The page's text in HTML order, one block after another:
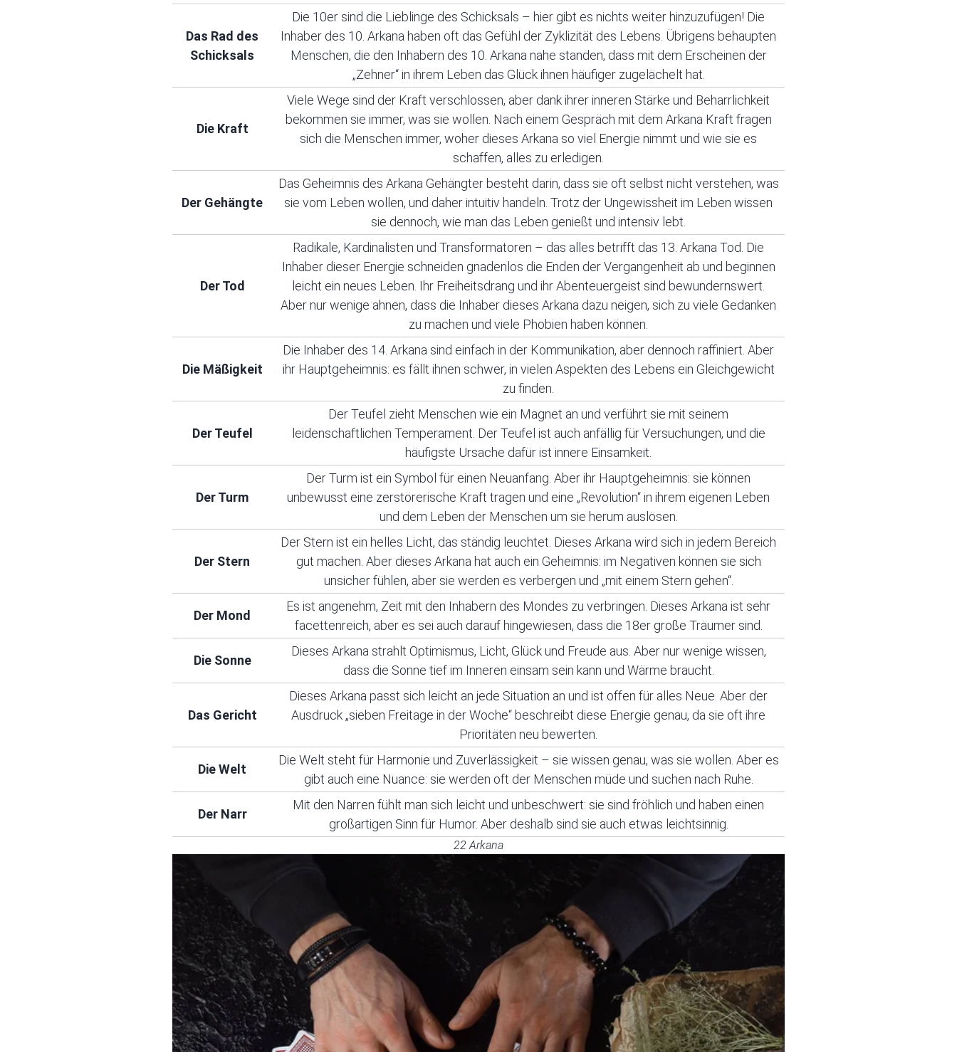
Das Rad des
Schicksals
Die 10er sind die Lieblinge des Schicksals – hier gibt es nichts weiter hinzuzufügen! Die
Inhaber des 10. Arkana haben oft das Gefühl der Zyklizität des Lebens. Übrigens behaupten
Menschen, die den Inhabern des 10. Arkana nahe standen, dass mit dem Erscheinen der
„Zehner“ in ihrem Leben das Glück ihnen häufiger zugelächelt hat.
Die Kraft
Viele Wege sind der Kraft verschlossen, aber dank ihrer inneren Stärke und Beharrlichkeit
bekommen sie immer, was sie wollen. Nach einem Gespräch mit dem Arkana Kraft fragen
sich die Menschen immer, woher dieses Arkana so viel Energie nimmt und wie sie es
schaffen, alles zu erledigen.
Der Gehängte
Das Geheimnis des Arkana Gehängter besteht darin, dass sie oft selbst nicht verstehen, was
sie vom Leben wollen, und daher intuitiv handeln. Trotz der Ungewissheit im Leben wissen
sie dennoch, wie man das Leben genießt und intensiv lebt.
Der Tod
Radikale, Kardinalisten und Transformatoren – das alles betrifft das 13. Arkana Tod. Die
Inhaber dieser Energie schneiden gnadenlos die Enden der Vergangenheit ab und beginnen
leicht ein neues Leben. Ihr Freiheitsdrang und ihr Abenteuergeist sind bewundernswert.
Aber nur wenige ahnen, dass die Inhaber dieses Arkana dazu neigen, sich zu viele Gedanken
zu machen und viele Phobien haben können.
Die Mäßigkeit
Die Inhaber des 14. Arkana sind einfach in der Kommunikation, aber dennoch raffiniert. Aber
ihr Hauptgeheimnis: es fällt ihnen schwer, in vielen Aspekten des Lebens ein Gleichgewicht
zu finden.
Der Teufel
Der Teufel zieht Menschen wie ein Magnet an und verführt sie mit seinem
leidenschaftlichen Temperament. Der Teufel ist auch anfällig für Versuchungen, und die
häufigste Ursache dafür ist innere Einsamkeit.
Der Turm
Der Turm ist ein Symbol für einen Neuanfang. Aber ihr Hauptgeheimnis: sie können
unbewusst eine zerstörerische Kraft tragen und eine „Revolution“ in ihrem eigenen Leben
und dem Leben der Menschen um sie herum auslösen.
Der Stern
Der Stern ist ein helles Licht, das ständig leuchtet. Dieses Arkana wird sich in jedem Bereich
gut machen. Aber dieses Arkana hat auch ein Geheimnis: im Negativen können sie sich
unsicher fühlen, aber sie werden es verbergen und „mit einem Stern gehen“.
Der Mond
Es ist angenehm, Zeit mit den Inhabern des Mondes zu verbringen. Dieses Arkana ist sehr
facettenreich, aber es sei auch darauf hingewiesen, dass die 18er große Träumer sind.
Die Sonne
Dieses Arkana strahlt Optimismus, Licht, Glück und Freude aus. Aber nur wenige wissen,
dass die Sonne tief im Inneren einsam sein kann und Wärme braucht.
Das Gericht
Dieses Arkana passt sich leicht an jede Situation an und ist offen für alles Neue. Aber der
Ausdruck „sieben Freitage in der Woche“ beschreibt diese Energie genau, da sie oft ihre
Prioritäten neu bewerten.
Die Welt
Die Welt steht für Harmonie und Zuverlässigkeit – sie wissen genau, was sie wollen. Aber es
gibt auch eine Nuance: sie werden oft der Menschen müde und suchen nach Ruhe.
Der Narr
Mit den Narren fühlt man sich leicht und unbeschwert: sie sind fröhlich und haben einen
großartigen Sinn für Humor. Aber deshalb sind sie auch etwas leichtsinnig.
22 Arkana